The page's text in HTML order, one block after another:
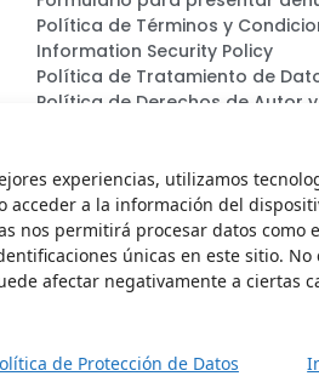
experiencias, utilizamos
acceder a la información del
nos permitirá procesar datos como
únicas en este sitio.
afectar negativamente a ciertas
de Protección de Datos
Política de Términos y
Information Security Policy
Política de Tratamiento de
Política de Derechos de Autor